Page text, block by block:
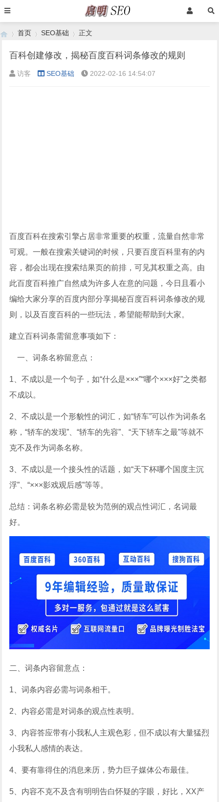
›
首页 SEO基础
›
正文
百科创建修改，揭秘百度百科词条修改的规则
访客 SEO基础 2022-02-16 14:54:07
百度百科在搜索引擎占居非常重要的权重，流量自然非常
可观。一般在搜索关键词的时候，只要百度百科里有的内
容，都会出现在搜索结果页的前排，可见其权重之高。由
此百度百科推广自然成为许多人在意的问题，今日且看小
编给大家分享的百度内部分享揭秘百度百科词条修改的规
则，以及百度百科的一些玩法，希望能帮助到大家。
建立百科词条需留意事项如下：
一、词条名称留意点：
1、不成以是一个句子，如“什么是×××”“哪个×××好”之类都
不成以。
2、不成以是一个形貌性的词汇，如“轿车”可以作为词条名
称，“轿车的发现”、“轿车的先容”、“天下轿车之最”等就不
克不及作为词条名称。
3、不成以是一个接头性的话题，如“天下杯哪个国度主沉
浮”、“×××影戏观后感”等等。
总结：词条名称必需是较为范例的观点性词汇，名词最
好。
二、词条内容留意点：
1、词条内容必需与词条相干。
2、内容必需是对词条的观点性表明。
3、内容答应带有小我私人主观色彩，但不成以有大量猛烈
小我私人感情的表达。
4、要有靠得住的消息来历，势力巨子媒体公布最佳。
5、内容不克不及含有明明告白怀疑的字眼，好比，XX产